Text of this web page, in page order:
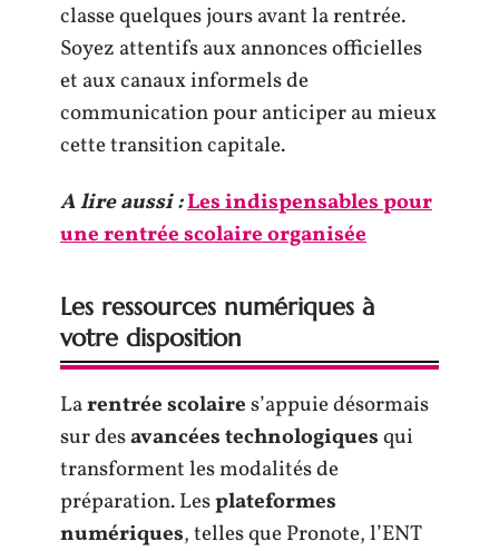
classe quelques jours avant la rentrée.
Soyez attentifs aux annonces officielles
et aux canaux informels de
communication pour anticiper au mieux
cette transition capitale.
A lire aussi :Les indispensables pour
une rentrée scolaire organisée
Les ressources numériques à
votre disposition
Larentrée scolaires’appuie désormais
sur desavancées technologiquesqui
transforment les modalités de
préparation. Lesplateformes
numériques, telles que Pronote, l’ENT